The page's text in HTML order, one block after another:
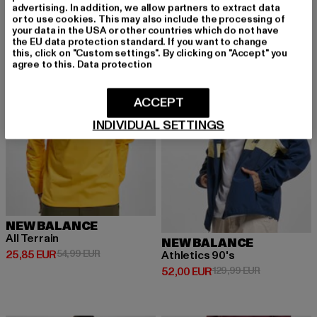
-53%
NEW BALANCE
All Terrain
25,85 EUR
Derzeitiger Preis: 25,85 EUR
54,99 EURAktionspreis: 54,99 EUR
-60%
NEW BALANCE
Athletics 90's
52,00 EUR
Derzeitiger Preis: 52,00 EUR
129,99 EURAktionspreis:
advertising. In addition, we allow partners to extract data
or to use cookies. This may also include the processing of
your data in the USA or other countries which do not have
the EU data protection standard. If you want to change
this, click on "Custom settings". By clicking on "Accept" you
agree to this. Data protection
INDIVIDUAL SETTINGS
ACCEPT